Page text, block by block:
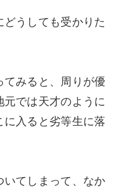
うしても受かりた
みると、周りが優
では天才のように
入ると劣等生に落
いてしまって、なか